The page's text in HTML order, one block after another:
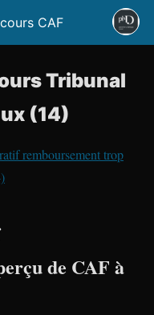
CAF
Tribunal
(14)
remboursement trop
de CAF à